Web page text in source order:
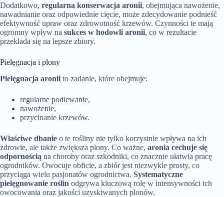
Dodatkowo, regularna konserwacja aronii, obejmująca nawożenie,
nawadnianie oraz odpowiednie cięcie, może zdecydowanie podnieść
efektywność upraw oraz zdrowotność krzewów. Czynności te mają
ogromny wpływ na sukces w hodowli aronii, co w rezultacie
przekłada się na lepsze zbiory.
Pielęgnacja i plony
Pielęgnacja aronii to zadanie, które obejmuje:
regularne podlewanie,
nawożenie,
przycinanie krzewów.
Właściwe dbanie o te rośliny nie tylko korzystnie wpływa na ich
zdrowie, ale także zwiększa plony. Co ważne, aronia cechuje się
odpornością na choroby oraz szkodniki, co znacznie ułatwia pracę
ogrodników. Owocuje obficie, a zbiór jest niezwykle prosty, co
przyciąga wielu pasjonatów ogrodnictwa. Systematyczne
pielęgnowanie roślin odgrywa kluczową rolę w intensywności ich
owocowania oraz jakości uzyskiwanych plonów.